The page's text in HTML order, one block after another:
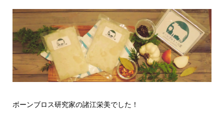
ボーンブロス研究家の諸江栄美でした！